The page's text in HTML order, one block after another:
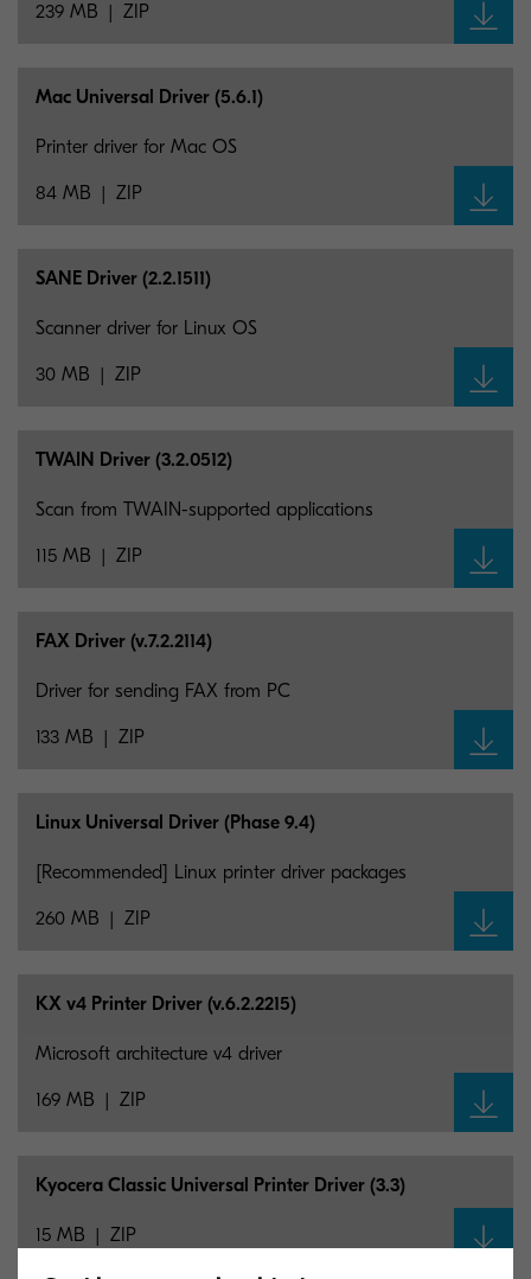
239 MB ZIP
Mac Universal Driver (5.6.1)
84 MB ZIP
Printer driver for Mac OS
SANE Driver (2.2.1511)
30 MB ZIP
Scanner driver for Linux OS
TWAIN Driver (3.2.0512)
115 MB ZIP
Scan from TWAIN-supported applications
FAX Driver (v.7.2.2114)
133 MB ZIP
Driver for sending FAX from PC
Linux Universal Driver (Phase 9.4)
260 MB ZIP
[Recommended] Linux printer driver packages
KX v4 Printer Driver (v.6.2.2215)
169 MB ZIP
Microsoft architecture v4 driver
Kyocera Classic Universal Printer Driver (3.3)
15 MB ZIP